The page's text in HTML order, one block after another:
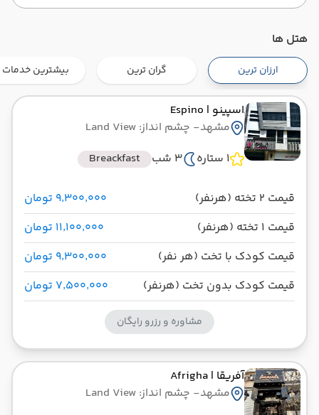
ساعت سفر : 06:00
به فرودگاه بین‌المللی شهید هاشمی‌نژاد MHD
3 شب اقامت در مشهد
زاگرس مدت پرواز: 01:30
تاریخ سفر : 02 مهر 1404
به فرودگاه مهرآباد THR
هتل ها
ارزان ترین گران ترین بیشترین خدمات
اسپینو | Espino
مشهد- چشم انداز: Land View
1 ستاره
3 شب Breackfast
قیمت 2 تخته (هرنفر)
۹٬۳۰۰٬۰۰۰ تومان
قیمت 1 تخته (هرنفر)
۱۱٬۱۰۰٬۰۰۰ تومان
قیمت کودک با تخت (هر نفر)
۹٬۳۰۰٬۰۰۰ تومان
قیمت کودک بدون تخت (هرنفر)
۷٬۵۰۰٬۰۰۰ تومان
مشاوره و رزرو رایگان
آفریقا | Afrigha
مشهد- چشم انداز: Land View